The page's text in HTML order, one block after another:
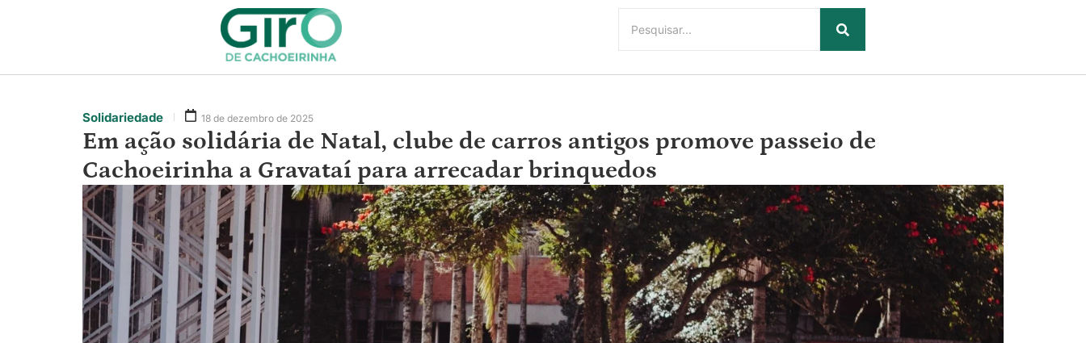
Solidariedade 18 de dezembro de 2025
Em ação solidária de Natal, clube de carros antigos promove passeio de
Cachoeirinha a Gravataí para arrecadar brinquedos